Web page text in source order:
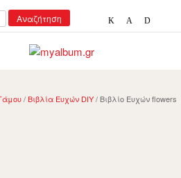
Αναζήτηση
/Βιβλία Ευχών DIY/ Βιβλίo Ευχών flowers